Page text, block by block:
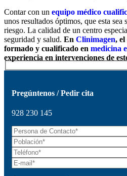
Contar con un equipo médico
unos resultados óptimos, que esta
riesgo. La calidad de un centro
seguridad y salud. En Clinimagen, el
formado y cualificado en medicina
experiencia en intervenciones de
Pregúntenos / Pedir cita
928 230 145